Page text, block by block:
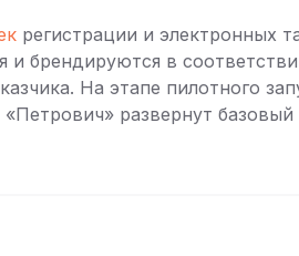
регистрации и электронных
и брендируются в
На этапе пилотного
развернут базовый